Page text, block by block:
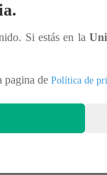
Si estás en la
pagina de Política de